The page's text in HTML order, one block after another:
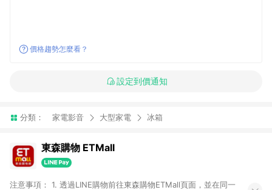
價格趨勢怎麼看？
設定到價通知
分類： 家電影音 大型家電 冰箱
東森購物 ETMall
注意事項： 1. 透過LINE購物前往東森購物ETMall頁面，並在同一